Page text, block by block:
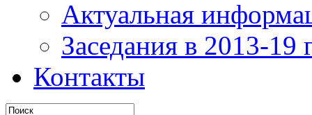
Актуальная
Заседания в 2013-19
Контакты